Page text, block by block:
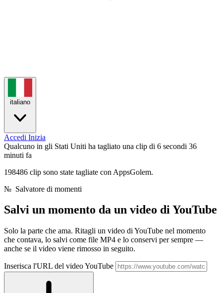
italiano
Accedi Inizia
Qualcuno in gli Stati Uniti ha tagliato una clip di 6 secondi 36
minuti fa
198486 clip sono state tagliate con AppsGolem.
№ Salvatore di momenti
Salvi un momento da un video di YouTube
Solo la parte che ama. Ritagli un video di YouTube nel momento
che contava, lo salvi come file MP4 e lo conservi per sempre —
anche se il video viene rimosso in seguito.
Inserisca l'URL del video YouTube